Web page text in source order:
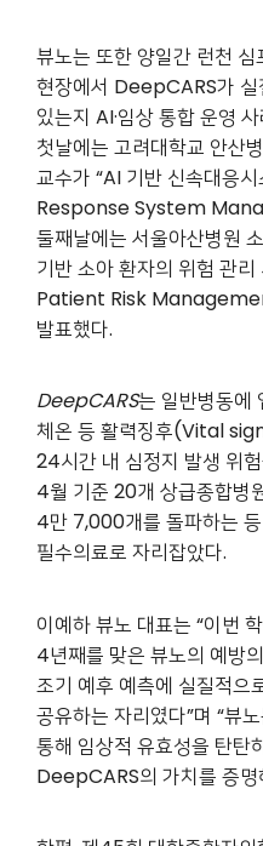
뷰노는 또한 양일간 런천
현장에서 DeepCARS가 실
있는지 AI·임상 통합 운영
첫날에는 고려대학교 안산
교수가 “AI 기반 신속대응
Response System
둘째날에는 서울아산병원
기반 소아 환자의 위험 관
Patient Risk
발표했다.
DeepCARS는 일반병동에
체온 등 활력징후(Vital
24시간 내 심정지 발생 위
4월 기준 20개 상급종합병
4만 7,000개를 돌파하는
필수의료로 자리잡았다.
이예하 뷰노 대표는 “이번
4년째를 맞은 뷰노의 예방
조기 예후 예측에 실질적으
공유하는 자리였다”며 “뷰
통해 임상적 유효성을 탄탄
DeepCARS의 가치를 증명